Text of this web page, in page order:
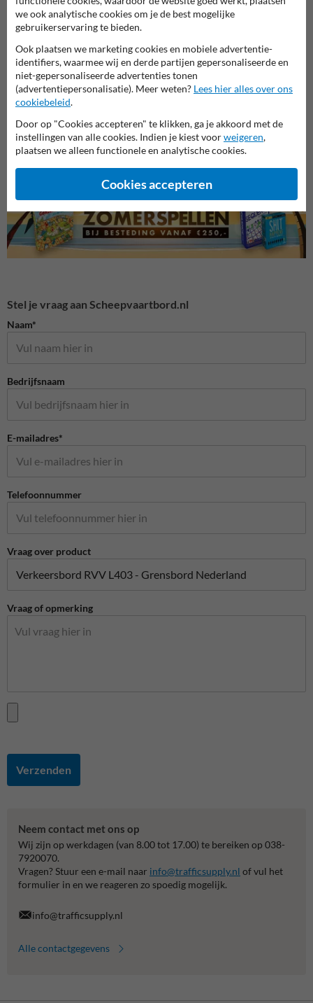
Stel je vraag aan Scheepvaartbord.nl
Naam*
Bedrijfsnaam
E-mailadres*
Telefoonnummer
Vraag over product
Vraag of opmerking
Verzenden
Neem contact met ons op
Wij zijn op werkdagen (van 8.00 tot 17.00) te bereiken op 038-
7920070.
Vragen? Stuur een e-mail naar info@trafficsupply.nl of vul het
formulier in en we reageren zo spoedig mogelijk.
info@trafficsupply.nl
Alle contactgegevens
we ook analytische cookies om je de best mogelijke
gebruikerservaring te bieden.
Ook plaatsen we marketing cookies en mobiele advertentie-
identifiers, waarmee wij en derde partijen gepersonaliseerde en
niet-gepersonaliseerde advertenties tonen
(advertentiepersonalisatie). Meer weten? Lees hier alles over ons
cookiebeleid.
Door op "Cookies accepteren" te klikken, ga je akkoord met de
instellingen van alle cookies. Indien je kiest voorweigeren,
plaatsen we alleen functionele en analytische cookies.
Cookies accepteren